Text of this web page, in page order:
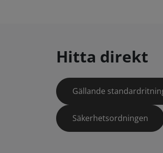
Hitta direkt
Gällande
Säkerhetsordningen